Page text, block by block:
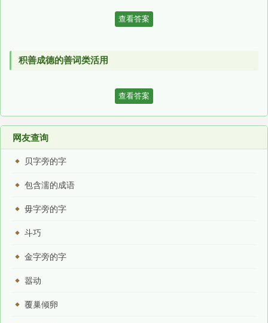
查看答案
积善成德的善词类活用
查看答案
网友查询
贝字旁的字
包含濡的成语
毋字旁的字
斗巧
金字旁的字
嚣动
覆巢倾卵